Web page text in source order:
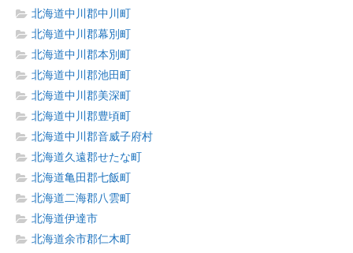
北海道中川郡中川町
北海道中川郡幕別町
北海道中川郡本別町
北海道中川郡池田町
北海道中川郡美深町
北海道中川郡豊頃町
北海道中川郡音威子府村
北海道久遠郡せたな町
北海道亀田郡七飯町
北海道二海郡八雲町
北海道伊達市
北海道余市郡仁木町